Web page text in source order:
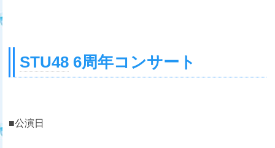
STU48 6周年コンサート
■公演日